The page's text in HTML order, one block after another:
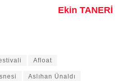
Ekin TANERİ
Afloat
Aslıhan Ünaldı